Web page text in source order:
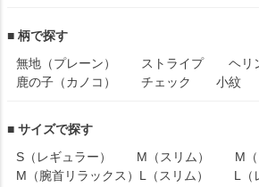
■ 柄で探す
無地（プレーン）
ストライプ
ヘリ
鹿の子（カノコ）
チェック 小紋
■ サイズで探す
S（レギュラー）
M（スリム）
M
M（腕首リラックス） L（スリム）
L（